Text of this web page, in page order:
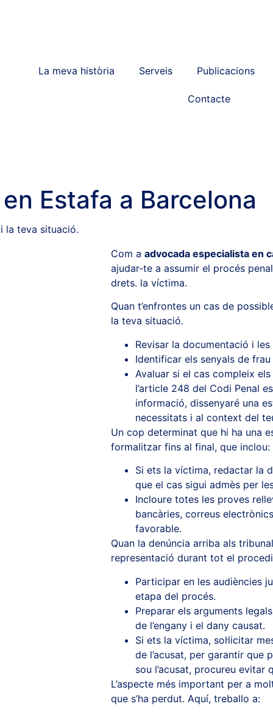
La meva història Serveis Publicacions
Contacte
Estafa a Barcelona
la teva situació.
Com a advocada especialista en
ajudar-te a assumir el procés
drets. la víctima.
Quan t’enfrontes un cas de
la teva situació.
Revisar la documentació i
Identificar els senyals de
Avaluar si el cas compleix
l’article 248 del Codi Penal
informació, dissenyaré una
necessitats i al context del
Un cop determinat que hi ha una
formalitzar fins al final, que inclou:
Si ets la víctima, redactar la
que el cas sigui admès per
Incloure totes les proves
bancàries, correus
favorable.
Quan la denúncia arriba als
representació durant tot el
Participar en les audiències
etapa del procés.
Preparar els arguments
de l’engany i el dany causat.
Si ets la víctima, sol·licitar
de l’acusat, per garantir que
sou l’acusat, procureu evitar
L’aspecte més important per a
que s’ha perdut. Aquí, treballo a: